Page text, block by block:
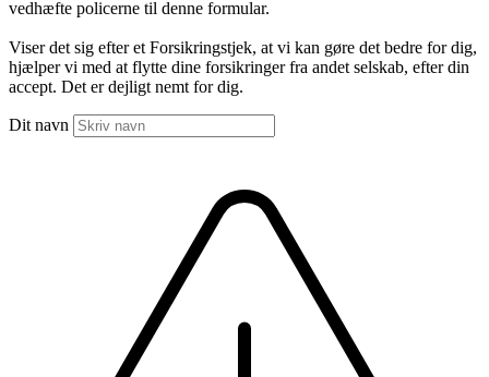
vedhæfte policerne til denne formular.
Viser det sig efter et Forsikringstjek, at vi kan gøre det bedre for dig,
hjælper vi med at flytte dine forsikringer fra andet selskab, efter din
accept. Det er dejligt nemt for dig.
Dit navn